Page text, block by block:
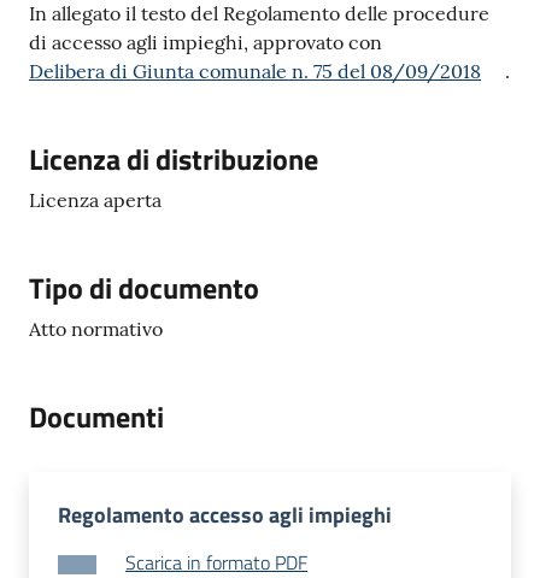
r
v
i
M
t
i
o
argomenti...
In allegato il testo del Regolamento delle procedure
di accesso agli impieghi, approvato con
Delibera di Giunta comunale n. 75 del 08/09/2018
.
Licenza di distribuzione
Licenza aperta
Tipo di documento
Atto normativo
Documenti
Regolamento accesso agli impieghi
Scarica in formato PDF